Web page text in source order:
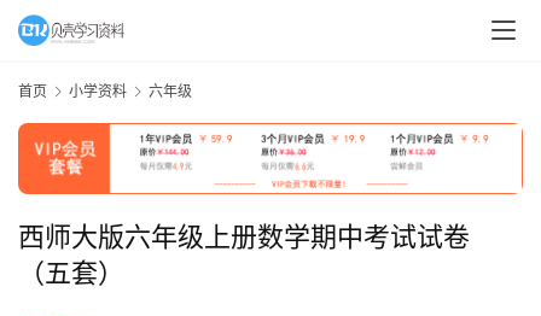
首页 小学资料 六年级
西师大版六年级上册数学期中考试试卷
（五套）